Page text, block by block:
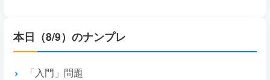
本日（8/9）のナンプレ
「入門」問題